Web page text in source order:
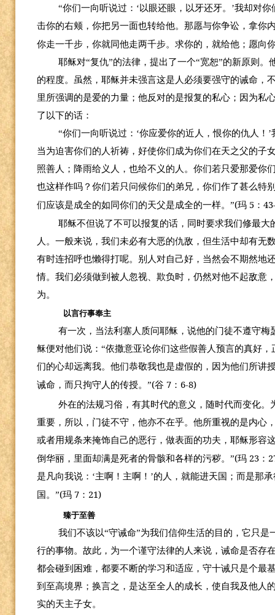
“你们一向听说过：‘以眼还眼，以牙还牙。’我却对
击你的右颊，你把另一面也转给他。那愿与你争讼，拿你
你走一千步，你就同他走两千步。求你的，就给他；愿向
耶稣对“复仇”的法律，提出了一个“宽恕”的新原则
的程度。虽然，耶稣并未强言这是人必须要强守的诫命，
里所强调的是爱的力量；他反对的是报复的私心；因为私
了以下的话：
“你们一向听说过：‘你应爱你的近人，恨你的仇人！
当为迫害你们的人祈祷，好使你们成为你们在天之父的子
照善人；降雨给义人，也给不义的人。你们若只爱那爱你
也这样作吗？你们若只问候你们的弟兄，你们作了甚么特
们应该是成全的如同你们的天父是成全的一样。”(玛 5 ：
耶稣不但说了不可以报复的话，同时要求我们修最大
人。一般来说，我们未必有大恶的仇敌，但生活中却有无
有时连招呼也懒得打呢。别人对自己好，当然会不期然地
情。我们必须做到被人忽视、欺负时，仍然对他不起敌意
为。
以言行事奉主
有一次，当法利塞人质问耶稣，说他的门徒不遵守
稣便对他们说：“依撒意亚论你们这些假善人预言的真好
们的心却远离我。他们恭敬我也是虚假的，因为他们所讲
诫命，而只拘守人的传授。”(谷 7 ： 6-8)
外在的法规习俗，有其时代的意义，随时代而变化
重要，所以，门徒不守，他亦不在乎。他所重视的是内心
或者用规条来掩饰自己的恶行，做表面的功夫，耶稣形容
倒华丽，里面却满是死者的骨骸和各样的污秽。”(玛 23 ：
是凡向我说：‘主啊！主啊！’的人，就能进天国；而是那
国。”(玛 7 ：21)
臻于至善
我们不该以“守诫命”为我们信仰生活的目的，它只
行的事物。故此，为一个谨守法律的人来说，诫命是否存
都会碰到困难，都要不断的学习和适应，守十诫只是个最
到至高境界；换言之，是达至全人的成长，使自我及他人
实的天主子女。